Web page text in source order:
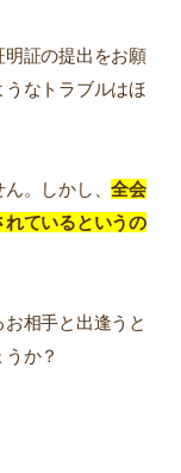
明証の提出をお願
なトラブルはほ
ん。しかし、全会
れているというの
相手と出逢うと
か？